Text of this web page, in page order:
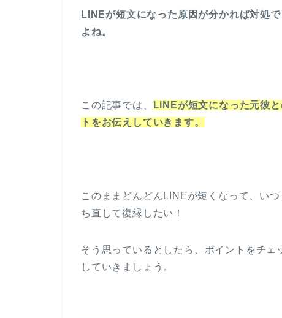
LINEが短文になった原因が分かれば対処
よね。
この記事では、
LINEが短文になった元彼
トをお伝えしていきます。
このままどんどんLINEが短くなって、い
ち直して復縁したい！
そう思っているとしたら、ポイントをチ
していきましょう。